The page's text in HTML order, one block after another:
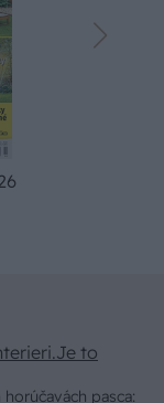
pasca:
to